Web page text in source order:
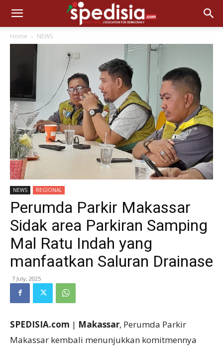
Home NEWS
NEWS REGIONAL
Perumda Parkir Makassar
Sidak area Parkiran Samping
Mal Ratu Indah yang
manfaatkan Saluran Drainase
7 July, 2025
SPEDISIA.com | Makassar, Perumda Parkir
Makassar kembali menunjukkan komitmennya